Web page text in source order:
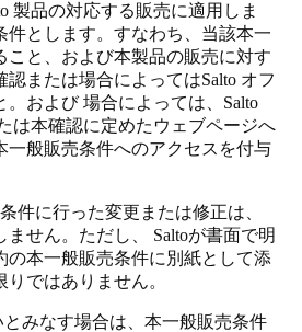
製品の対応する販売に適用しま
件とします。すなわち、当該本一
こと、および本製品の販売に対す
認または場合によってはSalto オフ
。および 場合によっては、Salto
は本確認に定めたウェブページへ
一般販売条件へのアクセスを付与
件に行った変更または修正は、
せん。ただし、 Saltoが書面で明
の本一般販売条件に別紙として添
りではありません。
とみなす場合は、本一般販売条件